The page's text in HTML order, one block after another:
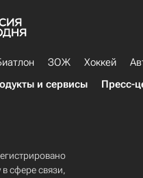
ЗОЖ Хоккей
и сервисы Пресс-
сфере связи,